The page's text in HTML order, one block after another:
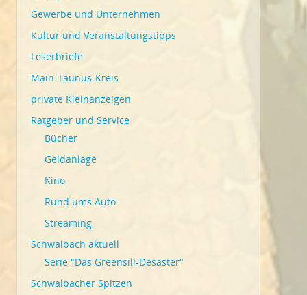
Gewerbe und Unternehmen
Kultur und Veranstaltungstipps
Leserbriefe
Main-Taunus-Kreis
private Kleinanzeigen
Ratgeber und Service
Bücher
Geldanlage
Kino
Rund ums Auto
Streaming
Schwalbach aktuell
Serie "Das Greensill-Desaster"
Schwalbacher Spitzen